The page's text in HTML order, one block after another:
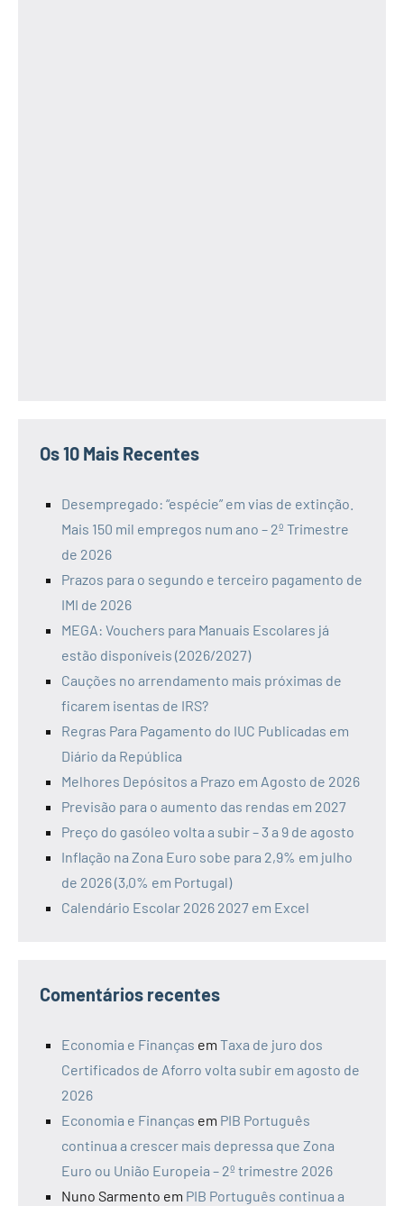
Os 10 Mais Recentes
Desempregado: “espécie” em vias de extinção.
Mais 150 mil empregos num ano – 2º Trimestre
de 2026
Prazos para o segundo e terceiro pagamento de
IMI de 2026
MEGA: Vouchers para Manuais Escolares já
estão disponíveis (2026/2027)
Cauções no arrendamento mais próximas de
ficarem isentas de IRS?
Regras Para Pagamento do IUC Publicadas em
Diário da República
Melhores Depósitos a Prazo em Agosto de 2026
Previsão para o aumento das rendas em 2027
Preço do gasóleo volta a subir – 3 a 9 de agosto
Inflação na Zona Euro sobe para 2,9% em julho
de 2026 (3,0% em Portugal)
Calendário Escolar 2026 2027 em Excel
Comentários recentes
Economia e Finanças em Taxa de juro dos
Certificados de Aforro volta subir em agosto de
2026
Economia e Finanças em PIB Português
continua a crescer mais depressa que Zona
Euro ou União Europeia – 2º trimestre 2026
Nuno Sarmento em PIB Português continua a